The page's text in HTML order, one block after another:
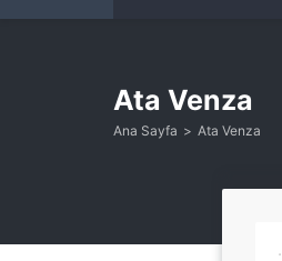
Ata Venza
Ana Sayfa Ata Venza